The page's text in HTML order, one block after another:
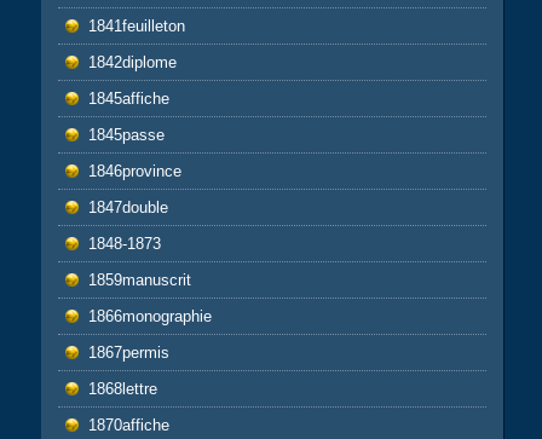
1841feuilleton
1842diplome
1845affiche
1845passe
1846province
1847double
1848-1873
1859manuscrit
1866monographie
1867permis
1868lettre
1870affiche